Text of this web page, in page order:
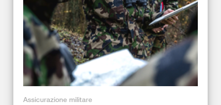
Assicurazione militare